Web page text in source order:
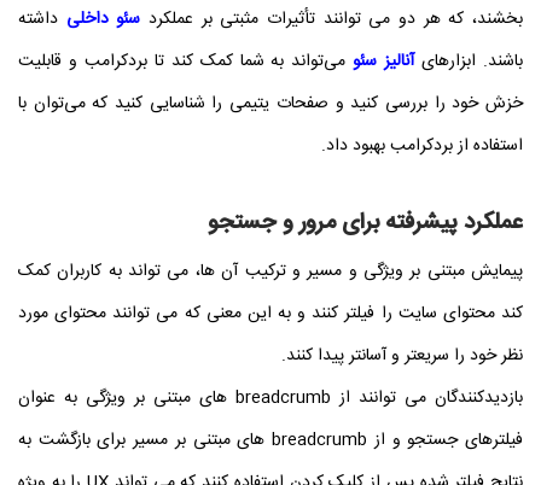
بخشند، که هر دو می توانند تأثیرات مثبتی بر عملکرد سئو داخلی داشته
باشند. ابزارهایآنالیز سئومی‌تواند به شما کمک کند تا بردکرامب و قابلیت
خزش خود را بررسی کنید و صفحات یتیمی را شناسایی کنید که می‌توان با
استفاده از بردکرامب بهبود داد.
عملکرد پیشرفته برای مرور و جستجو
پیمایش مبتنی بر ویژگی و مسیر و ترکیب آن ها، می تواند به کاربران کمک
کند محتوای سایت را فیلتر کنند و به این معنی که می توانند محتوای مورد
نظر خود را سریعتر و آسانتر پیدا کنند.
بازدیدکنندگان می توانند از breadcrumb های مبتنی بر ویژگی به عنوان
فیلترهای جستجو و از breadcrumb های مبتنی بر مسیر برای بازگشت به